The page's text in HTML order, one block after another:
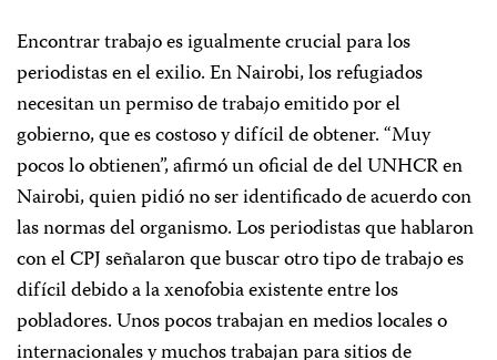
Encontrar trabajo es igualmente crucial para los
periodistas en el exilio. En Nairobi, los refugiados
necesitan un permiso de trabajo emitido por el
gobierno, que es costoso y difícil de obtener. “Muy
pocos lo obtienen”, afirmó un oficial de del UNHCR en
Nairobi, quien pidió no ser identificado de acuerdo con
las normas del organismo. Los periodistas que hablaron
con el CPJ señalaron que buscar otro tipo de trabajo es
difícil debido a la xenofobia existente entre los
pobladores. Unos pocos trabajan en medios locales o
internacionales y muchos trabajan para sitios de